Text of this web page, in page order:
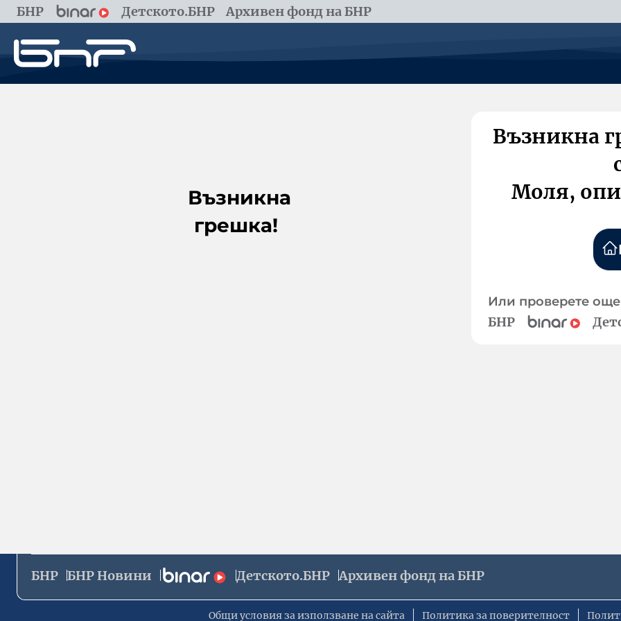
БНР Детското.БНР Архивен фонд на БНР
Възникна
грешка!
Възникна
Моля,
Или проверете
БНР
БНР БНР Новини Детското.БНР Архивен фонд на БНР
Общи условия за използване на сайта Политика за поверителност